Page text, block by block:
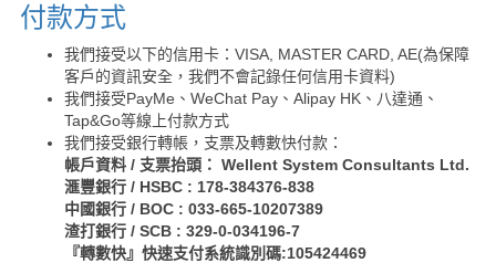
付款方式
我們接受以下的信用卡：VISA, MASTER CARD, AE(為保障
客戶的資訊安全，我們不會記錄任何信用卡資料)
我們接受PayMe、WeChat Pay、Alipay HK、八達通、
Tap&Go等線上付款方式
我們接受銀行轉帳，支票及轉數快付款：
帳戶資料 / 支票抬頭： Wellent System Consultants Ltd.
滙豐銀行 / HSBC : 178-384376-838
中國銀行 / BOC : 033-665-10207389
渣打銀行 / SCB : 329-0-034196-7
『轉數快』快速支付系統識別碼:105424469